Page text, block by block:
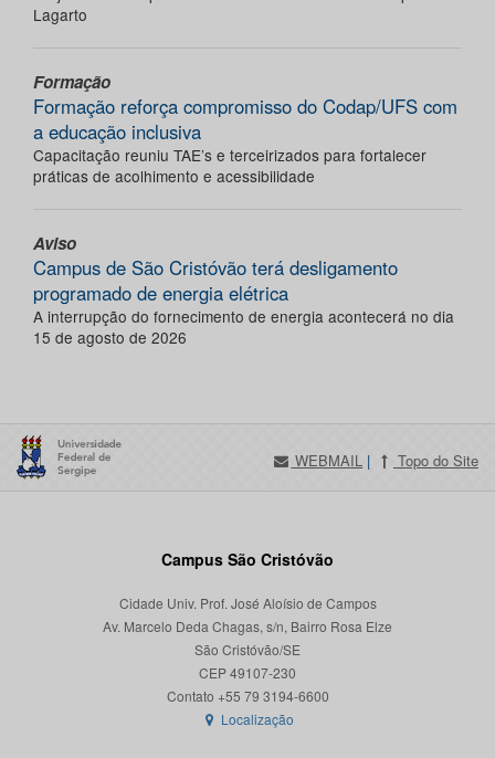
Lagarto
Formação
Formação reforça compromisso do Codap/UFS com
a educação inclusiva
Capacitação reuniu TAE’s e terceirizados para fortalecer
práticas de acolhimento e acessibilidade
Aviso
Campus de São Cristóvão terá desligamento
programado de energia elétrica
A interrupção do fornecimento de energia acontecerá no dia
15 de agosto de 2026
WEBMAIL | Topo do Site
Campus São Cristóvão
Cidade Univ. Prof. José Aloísio de Campos
Av. Marcelo Deda Chagas, s/n, Bairro Rosa Elze
São Cristóvão/SE
CEP 49107-230
Localização